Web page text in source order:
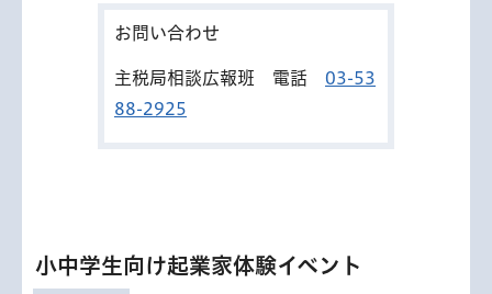
お問い合わせ
主税局相談広報班 電話 03-53
88-2925
小中学生向け起業家体験イベント